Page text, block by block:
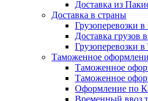
Доставка из
Доставка в страны
Грузоперевозки
Доставка грузов
Грузоперевозки
Таможенное
Таможенное
Таможенное
Оформление по
Временный ввоз